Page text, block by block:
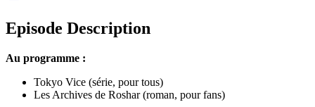
Episode Description
Au programme :
Tokyo Vice (série, pour tous)
Les Archives de Roshar (roman, pour fans)